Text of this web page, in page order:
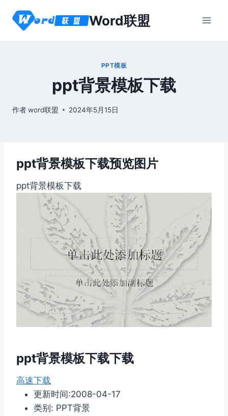
Word联盟
PPT模板
ppt背景模板下载
作者word联盟 2024年5月15日
ppt背景模板下载预览图片
ppt背景模板下载
ppt背景模板下载下载
高速下载
更新时间:2008-04-17
类别: PPT背景